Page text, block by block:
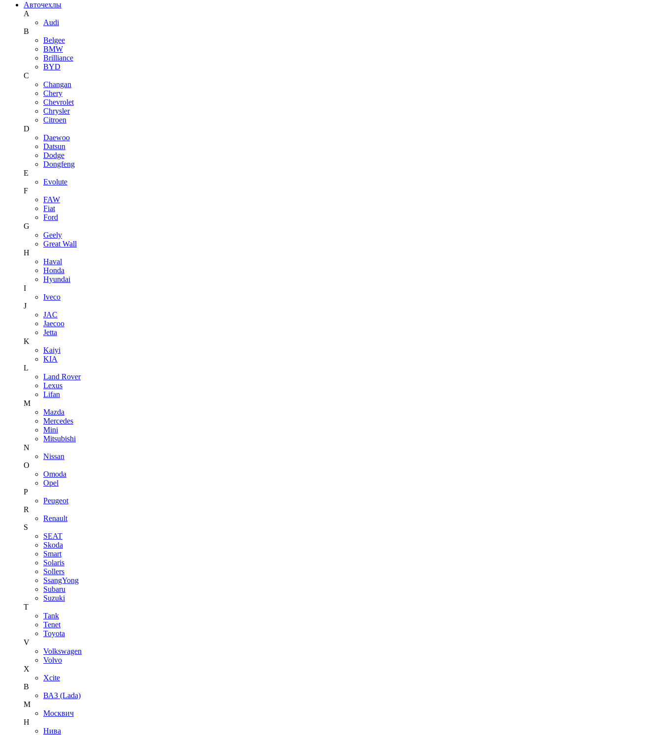
Авточехлы
A
Audi
B
Belgee
BMW
Brilliance
BYD
C
Changan
Chery
Chevrolet
Chrysler
Citroen
D
Daewoo
Datsun
Dodge
Dongfeng
E
Evolute
F
FAW
Fiat
Ford
G
Geely
Great Wall
H
Haval
Honda
Hyundai
I
Iveco
J
JAC
Jaecoo
Jetta
K
Kaiyi
KIA
L
Land Rover
Lexus
Lifan
M
Mazda
Mercedes
Mini
Mitsubishi
N
Nissan
O
Omoda
Opel
P
Peugeot
R
Renault
S
SEAT
Skoda
Smart
Solaris
Sollers
SsangYong
Subaru
Suzuki
T
Tank
Tenet
Toyota
V
Volkswagen
Volvo
X
Xcite
В
ВАЗ (Lada)
М
Москвич
Н
Нива